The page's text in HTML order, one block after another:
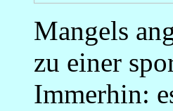
Mangels
zu einer
Immerhin: